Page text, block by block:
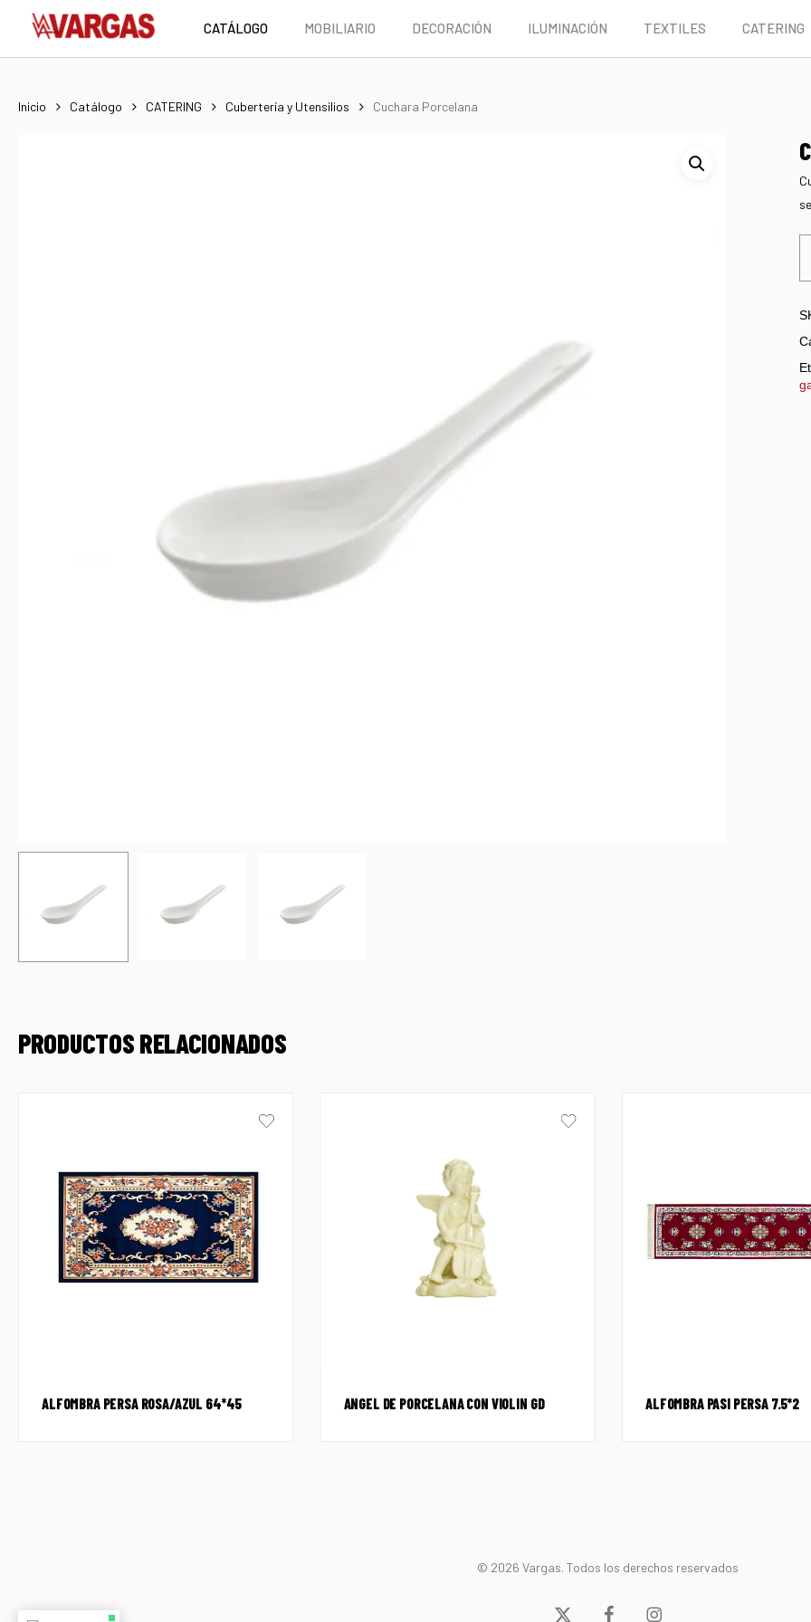
main
CATÁLOGO MOBILIARIO DECORACIÓN ILUMINACIÓN TEXTILES CATERING
Inicio Catálogo CATERING Cubertería y Utensilios Cuchara Porcelana
PRODUCTOS RELACIONADOS
ALFOMBRA PERSA ROSA/AZUL 64*45 ANGEL DE PORCELANA CON VIOLIN GD ALFOMBRA PASI PERSA 7.5*2
© 2026 Vargas. Todos los derechos reservados
x- facebookinstagram